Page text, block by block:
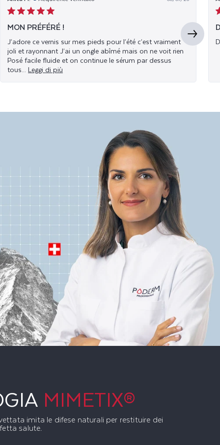
MON PRÉFÉRÉ !
J’adore ce vernis sur mes pieds pour l’été c’est vraiment
joli et rayonnant J’ai un ongle abîmé mais on ne voit rien
Posé facile fluide et on continue le sérum par dessus
tous...
MIMETIX®
imita le difese naturali per restituire dei
salute.